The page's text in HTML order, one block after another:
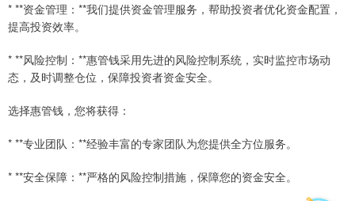
* **资金管理：**我们提供资金管理服务，帮助投资者优化资金配置，
提高投资效率。
* **风险控制：**惠管钱采用先进的风险控制系统，实时监控市场动
态，及时调整仓位，保障投资者资金安全。
选择惠管钱，您将获得：
* **专业团队：**经验丰富的专家团队为您提供全方位服务。
* **安全保障：**严格的风险控制措施，保障您的资金安全。